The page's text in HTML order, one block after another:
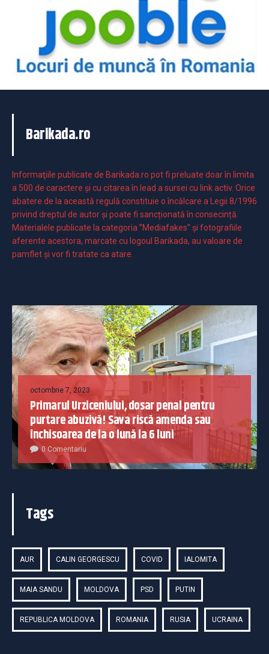
Barikada.ro
Informaţiile publicate de Barikada.ro pot fi preluate doar în limita
a 500 de caractere şi cu citarea în lead a sursei cu link activ. Orice
abatere de la această regulă constituie o încălcare a Legii 8/1996
privind dreptul de autor și poate fi sancționată în consecință.
Materialele publicate la categoria ”Mediafakes” și fotografiile
aferente acestora, marcate cu logoul Barikada, au valoare de
pamflet și vor fi tratate ca atare.
octombrie 7, 2023
Primarul Urziceniului, dosar penal pentru
purtare abuzivă! Sava riscă amenda sau
închisoarea de la o lună la 6 luni
0 Comentariu
Tags
AUR CALIN GEORGESCU COVID IALOMITA
MAIA SANDU MOLDOVA PSD PUTIN
REPUBLICA MOLDOVA ROMANIA RUSIA UCRAINA